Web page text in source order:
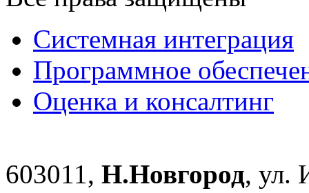
Системная интеграция
Программное
Оценка и консалтинг
603011, Н.Новгород, ул.